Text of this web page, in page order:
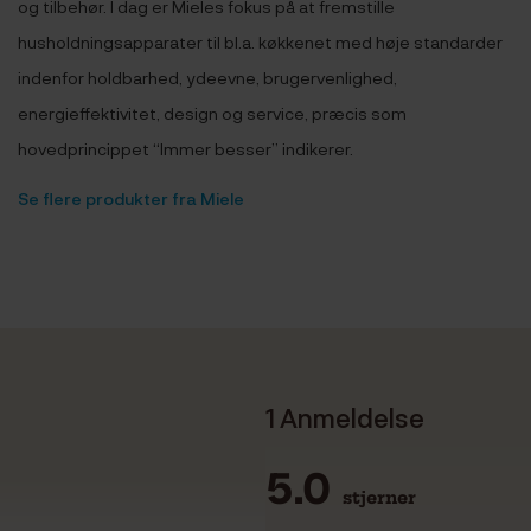
og tilbehør. I dag er Mieles fokus på at fremstille
husholdningsapparater til bl.a. køkkenet med høje standarder
indenfor holdbarhed, ydeevne, brugervenlighed,
energieffektivitet, design og service, præcis som
hovedprincippet “Immer besser” indikerer.
Se flere produkter fra Miele
1 Anmeldelse
5.0 stjerner